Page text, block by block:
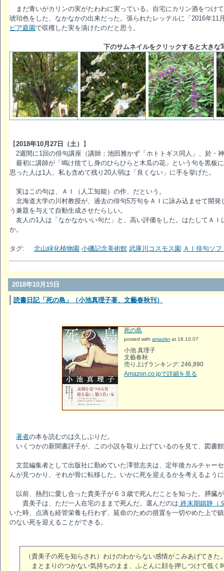
まだ青いがカリンの実がたわわに実っている。自宅にカリン酒をつけ
琥珀色をした、なかなかの出来だった。張られたレッテルに「2016年11
ピア庭園で収穫した実を漬けたのだと思う。
下のサムネイルをクリックすると大きな
【2018年10月27日（土）
】
2週間に1回の俳句講座（講師：池田雅かず「ホトトギス同人」、於・
最初に講師が「鳴け捨てし身のひらひらと木瓜の花」という句を黒板
思った人は1人、私も含めて残り20人弱は「良くない」に手を挙げた。
実はこの句は、ＡＩ（人工知能）の作、だという。
北海道大学の川村教授が、過去の俳句5万句をＡＩに詠み込ませて開発
う兼題を与えて自動生成させたらしい。
友人の1人は「なかなかいい句だ」と、高い評価をした。はたしてＡ
か。
タグ: 北山緑化植物園 小磯記念美術館 武庫川コスモス園 ＡＩ俳句ソフ
2018年10月15日
読書日記「死の島」（小池真理子著、文藝春秋刊）
死の島
posted with amazlet at 18.10.07
小池 真理子
文藝春秋
売り上げランキング: 246,890
Amazon.co.jpで詳細を見る
著者の本を読むのは久しぶりだ。
いくつかの新聞書評子が、この小説を取り上げているのを見て、図書
文芸編集者として出版社に勤めていた澤登志夫は、定年後カルチャー
んが見つかり、それが骨に転移した。いかに死を迎えるかを考えるよう
以前、熱烈に愛し合った貴美子が６３歳で死んだことを知った。膵臓
貴美子は、ただ一人在宅のままで死んだ。選んだのは 終末期鎮静（
いた時、点滴も経管栄養も行わず、延命のための措置を一切やめた上で
のない死を迎えることができる。
（貴美子の死を知らされ）わけのわからない感情がこみあげてきた
まとまりのつかない気持ちのまま、ふとんに顔を押しつけて低く